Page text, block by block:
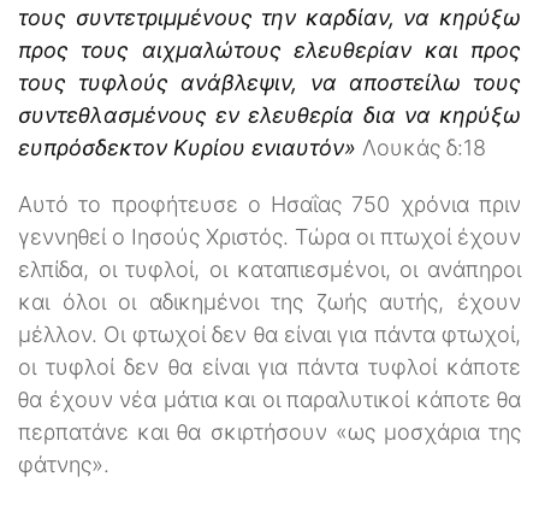
τους συντετριμμένους την καρδίαν, να κηρύξω
προς τους αιχμαλώτους ελευθερίαν και προς
τους τυφλούς ανάβλεψιν, να αποστείλω τους
συντεθλασμένους εν ελευθερία δια να κηρύξω
ευπρόσδεκτον Κυρίου ενιαυτόν» Λουκάς δ:18
Αυτό το προφήτευσε ο Ησαΐας 750 χρόνια πριν
γεννηθεί ο Ιησούς Χριστός. Τώρα οι πτωχοί έχουν
ελπίδα, οι τυφλοί, οι καταπιεσμένοι, οι ανάπηροι
και όλοι οι αδικημένοι της ζωής αυτής, έχουν
μέλλον. Οι φτωχοί δεν θα είναι για πάντα φτωχοί,
οι τυφλοί δεν θα είναι για πάντα τυφλοί κάποτε
θα έχουν νέα μάτια και οι παραλυτικοί κάποτε θα
περπατάνε και θα σκιρτήσουν «ως μοσχάρια της
φάτνης».